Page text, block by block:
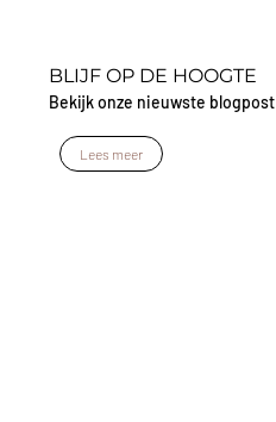
BLIJF OP DE HOOGTE
Bekijk onze nieuwste blogpost
Lees meer